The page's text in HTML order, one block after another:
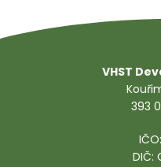
VHST
393
DIČ: